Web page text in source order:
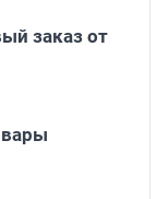
заказ от